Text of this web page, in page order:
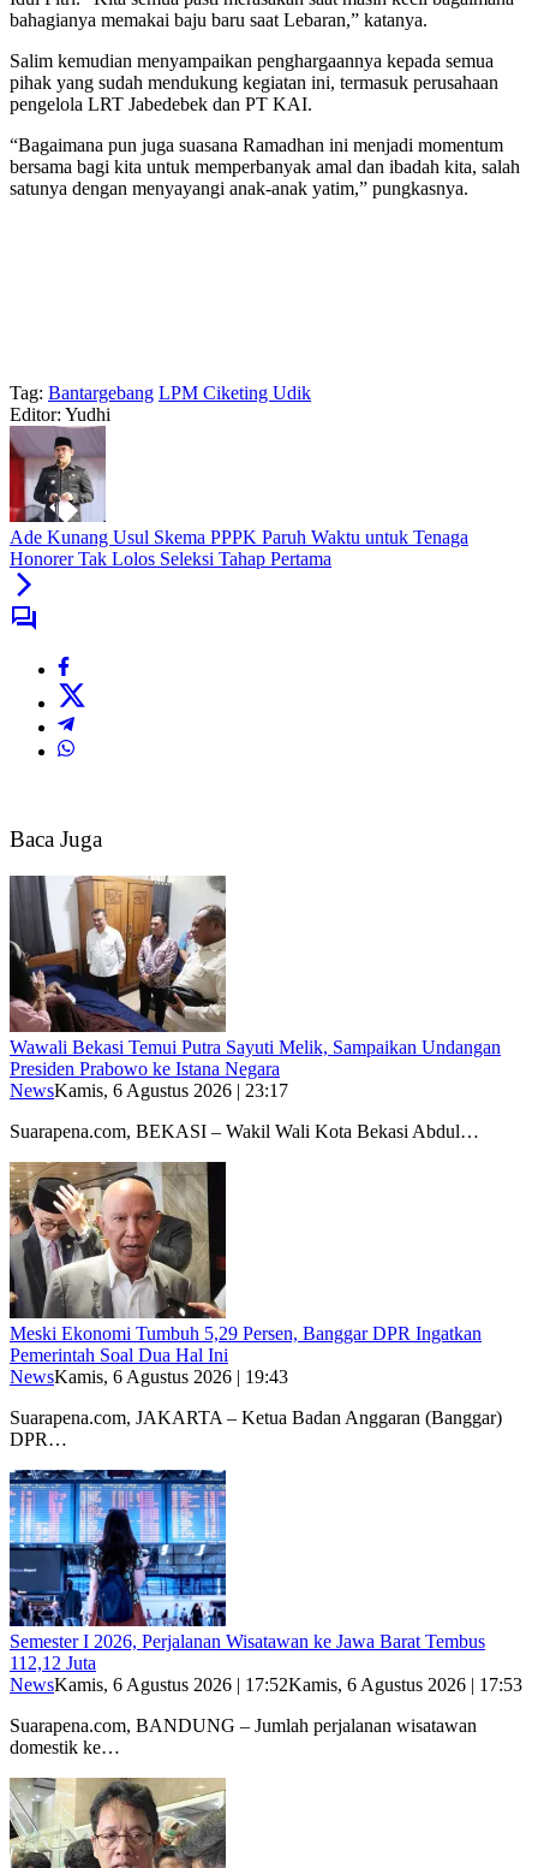
bahagianya memakai baju baru saat Lebaran,” katanya.
Salim kemudian menyampaikan penghargaannya kepada semua
pihak yang sudah mendukung kegiatan ini, termasuk perusahaan
pengelola LRT Jabedebek dan PT KAI.
“Bagaimana pun juga suasana Ramadhan ini menjadi momentum
bersama bagi kita untuk memperbanyak amal dan ibadah kita, salah
satunya dengan menyayangi anak-anak yatim,” pungkasnya.
Tag: Bantargebang LPM Ciketing Udik
Editor: Yudhi
Ade Kunang Usul Skema PPPK Paruh Waktu untuk Tenaga
Honorer Tak Lolos Seleksi Tahap Pertama
Baca Juga
Wawali Bekasi Temui Putra Sayuti Melik, Sampaikan Undangan
Presiden Prabowo ke Istana Negara
NewsKamis, 6 Agustus 2026 | 23:17
Suarapena.com, BEKASI – Wakil Wali Kota Bekasi Abdul…
Meski Ekonomi Tumbuh 5,29 Persen, Banggar DPR Ingatkan
Pemerintah Soal Dua Hal Ini
NewsKamis, 6 Agustus 2026 | 19:43
Suarapena.com, JAKARTA – Ketua Badan Anggaran (Banggar)
DPR…
Semester I 2026, Perjalanan Wisatawan ke Jawa Barat Tembus
112,12 Juta
NewsKamis, 6 Agustus 2026 | 17:52Kamis, 6 Agustus 2026 | 17:53
Suarapena.com, BANDUNG – Jumlah perjalanan wisatawan
domestik ke…